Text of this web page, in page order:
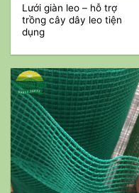
Lưới giàn leo – hỗ trợ
trồng cây dây leo tiện
dụng